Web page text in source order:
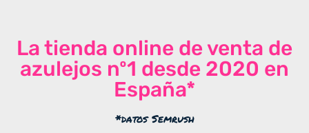
La tienda online de venta de
azulejos nº1 desde 2020 en
España*
*datos Semrush